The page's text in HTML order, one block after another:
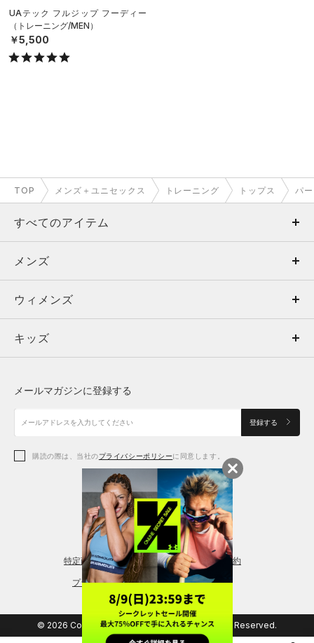
UAテック フルジップ フーディー
（トレーニング/MEN）
￥5,500
TOP メンズ＋ユニセックス トレーニング トップス パ
すべてのアイテム
メンズ
ウィメンズ
キッズ
アクセサリー
メンズ
トップス
ボトムス
アクセサリー
ウィメンズ
トップス
シューズ
アクセサリー
レギンス＆タイツ
キッズ
シューズ
メールマガジンに登録する
登録する
購読の際は、当社のプライバシーポリシーに同意します。
特定商取引法に基づく通販の表記 会員規約
プライバシーポリシー
© 2026 Copyright DOME Corporation. All Rights Reserved.